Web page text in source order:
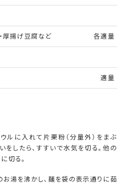
厚揚げ豆腐など 各適量
適量
ルに入れて片栗粉（分量外）をまぶ
をしたら、すすいで水気を切る。他の
切る。
お湯を沸かし、麺を袋の表示通りに茹